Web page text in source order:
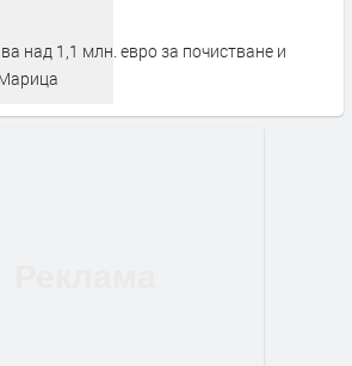
над 1,1 млн. евро за почистване и